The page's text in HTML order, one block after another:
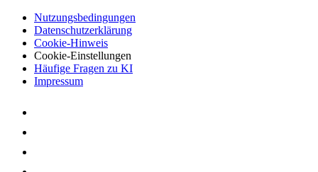
Nutzungsbedingungen
Datenschutzerklärung
Cookie-Hinweis
Cookie-Einstellungen
Häufige Fragen zu KI
Impressum